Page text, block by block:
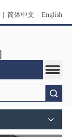
简体中文 English